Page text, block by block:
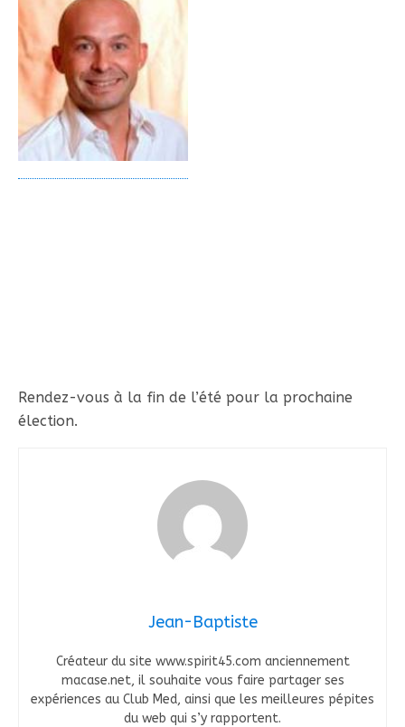
Rendez-vous à la fin de l’été pour la prochaine
élection.
Jean-Baptiste
Créateur du site www.spirit45.com anciennement
macase.net, il souhaite vous faire partager ses
expériences au Club Med, ainsi que les meilleures pépites
du web qui s’y rapportent.